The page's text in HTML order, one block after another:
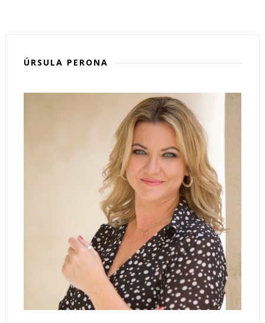
ÚRSULA PERONA